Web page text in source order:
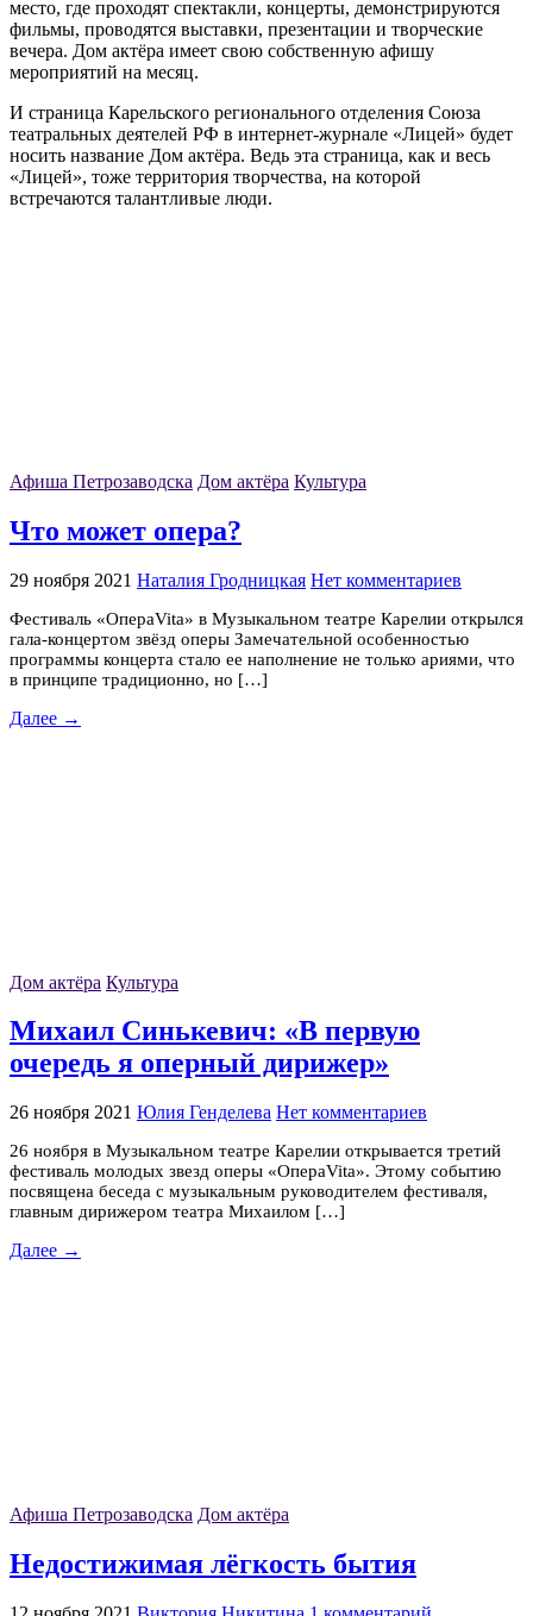
место, где проходят спектакли, концерты, демонстрируются
фильмы, проводятся выставки, презентации и творческие
вечера. Дом актёра имеет свою собственную афишу
мероприятий на месяц.
И страница Карельского регионального отделения Союза
театральных деятелей РФ в интернет-журнале «Лицей» будет
носить название Дом актёра. Ведь эта страница, как и весь
«Лицей», тоже территория творчества, на которой
встречаются талантливые люди.
Афиша Петрозаводска Дом актёра Культура
Что может опера?
29 ноября 2021 Наталия Гродницкая Нет комментариев
Фестиваль «ОпераVita» в Музыкальном театре Карелии открылся
гала-концертом звёзд оперы Замечательной особенностью
программы концерта стало ее наполнение не только ариями, что
в принципе традиционно, но […]
Далее →
Дом актёра Культура
Михаил Синькевич: «В первую
очередь я оперный дирижер»
26 ноября 2021 Юлия Генделева Нет комментариев
26 ноября в Музыкальном театре Карелии открывается третий
фестиваль молодых звезд оперы «ОпераVita». Этому событию
посвящена беседа с музыкальным руководителем фестиваля,
главным дирижером театра Михаилом […]
Далее →
Афиша Петрозаводска Дом актёра
Недостижимая лёгкость бытия